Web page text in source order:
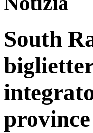
South